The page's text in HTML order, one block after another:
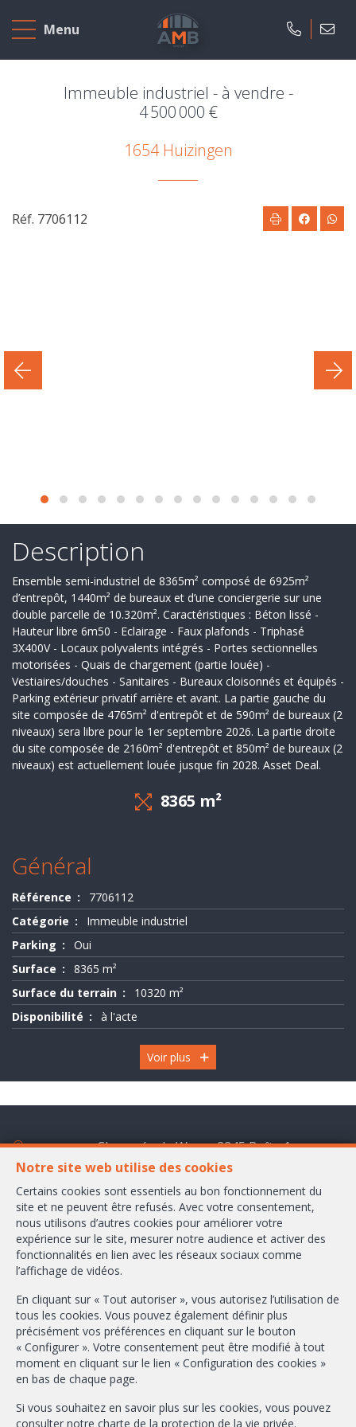
Menu
Accueil
A
vendre
neufs
Derniers
deals
Ils
nous
font
confiance
Contact
Evaluation
-
Immeuble industriel - à vendre -
4 500 000 €
1654 Huizingen
Description
Ensemble semi-industriel de 8365m² composé de 6925m²
d’entrepôt, 1440m² de bureaux et d’une conciergerie sur une
double parcelle de 10.320m². Caractéristiques : Béton lissé -
Hauteur libre 6m50 - Eclairage - Faux plafonds - Triphasé
3X400V - Locaux polyvalents intégrés - Portes sectionnelles
motorisées - Quais de chargement (partie louée) -
Vestiaires/douches - Sanitaires - Bureaux cloisonnés et équipés -
Parking extérieur privatif arrière et avant. La partie gauche du
site composée de 4765m² d'entrepôt et de 590m² de bureaux (2
niveaux) sera libre pour le 1er septembre 2026. La partie droite
du site composée de 2160m² d'entrepôt et 850m² de bureaux (2
niveaux) est actuellement louée jusque fin 2028. Asset Deal.
8365 m²
Général
Référence
7706112
Catégorie
Immeuble industriel
Parking
Oui
Surface
8365 m²
Surface du terrain
10320 m²
Disponibilité
à l'acte
Voir plus
Réf. 7706112
Notre site web utilise des cookies
Certains cookies sont essentiels au bon fonctionnement du
site et ne peuvent être refusés. Avec votre consentement,
nous utilisons d’autres cookies pour améliorer votre
expérience sur le site, mesurer notre audience et activer des
fonctionnalités en lien avec les réseaux sociaux comme
l’affichage de vidéos.
En cliquant sur « Tout autoriser », vous autorisez l’utilisation de
tous les cookies. Vous pouvez également définir plus
précisément vos préférences en cliquant sur le bouton
« Configurer ». Votre consentement peut être modifié à tout
moment en cliquant sur le lien « Configuration des cookies »
en bas de chaque page.
Si vous souhaitez en savoir plus sur les cookies, vous pouvez
consulter notre charte de la protection de la vie privée.
Chaussée de Wavre 2245 Boîte 1
1160 Bruxelles
+32-2/658.24.52
info@ambbroker.be
Agent immobilier intermédiaire agréé IPI sous le numéro 503.610 en
Instance de contrôle: Institut professionnel des agents immobiliers, rue
du Luxembourg 16B, 1000 Bruxelles (+32 2 505 38 50 - info@ipi.be) -
Soumis aucode déontologique de l’ IPI
RC professionnelle et cautionnement via AXA Belgium SA, Place du Trône
1, 1000 Bruxelles – police n° 730.390.160. Couverture valable pour les